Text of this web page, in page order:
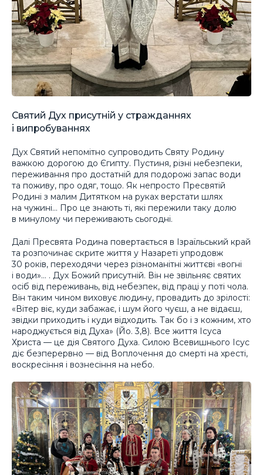
Святий Дух присутній у стражданнях
і випробуваннях
Дух Святий непомітно супроводить Святу Родину
важкою дорогою до Єгипту. Пустиня, різні небезпеки,
переживання про достатній для подорожі запас води
та поживу, про одяг, тощо. Як непросто Пресвятій
Родині з малим Дитятком на руках верстати шлях
на чужині… Про це знають ті, які пережили таку долю
в минулому чи переживають сьогодні.
Далі Пресвята Родина повертається в Ізраїльський край
та розпочинає скрите життя у Назареті упродовж
30 років, переходячи через різноманітні життєві «вогні
і води»… . Дух Божий присутній. Він не звільняє святих
осіб від переживань, від небезпек, від праці у поті чола.
Він таким чином виховує людину, провадить до зрілості:
«Вітер віє, куди забажає, і шум його чуєш, а не відаєш,
звідки приходить і куди відходить. Так бо і з кожним, хто
народжується від Духа» (Йо. 3,8). Все життя Ісуса
Христа — це дія Святого Духа. Силою Всевишнього Ісус
діє безперервно — від Воплочення до смерті на хресті,
воскресіння і вознесіння на небо.